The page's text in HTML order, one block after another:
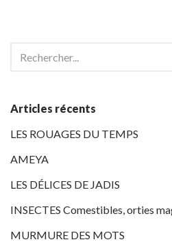
Articles récents
LES ROUAGES DU TEMPS
AMEYA
LES DÉLICES DE JADIS
INSECTES Comestibles, orties
MURMURE DES MOTS